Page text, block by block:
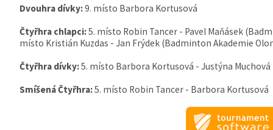
Dvouhra dívky:9. místo Barbora Kortusová
Čtyřhra chlapci:5. místo Robin Tancer - Pavel Maňásek
místo Kristián Kuzdas - Jan Frýdek (Badminton Akademie
Čtyřhra dívky:5. místo Barbora Kortusová - Justýna
Smíšená Čtyřhra:5. místo Robin Tancer - Barbora Kortusová